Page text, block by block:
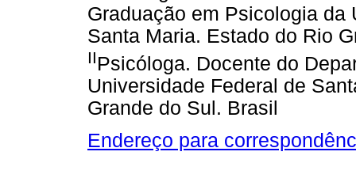
Graduação em Psicologia da
Santa Maria. Estado do Rio
IIPsicóloga. Docente do
Universidade Federal de
Grande do Sul. Brasil
Endereço para